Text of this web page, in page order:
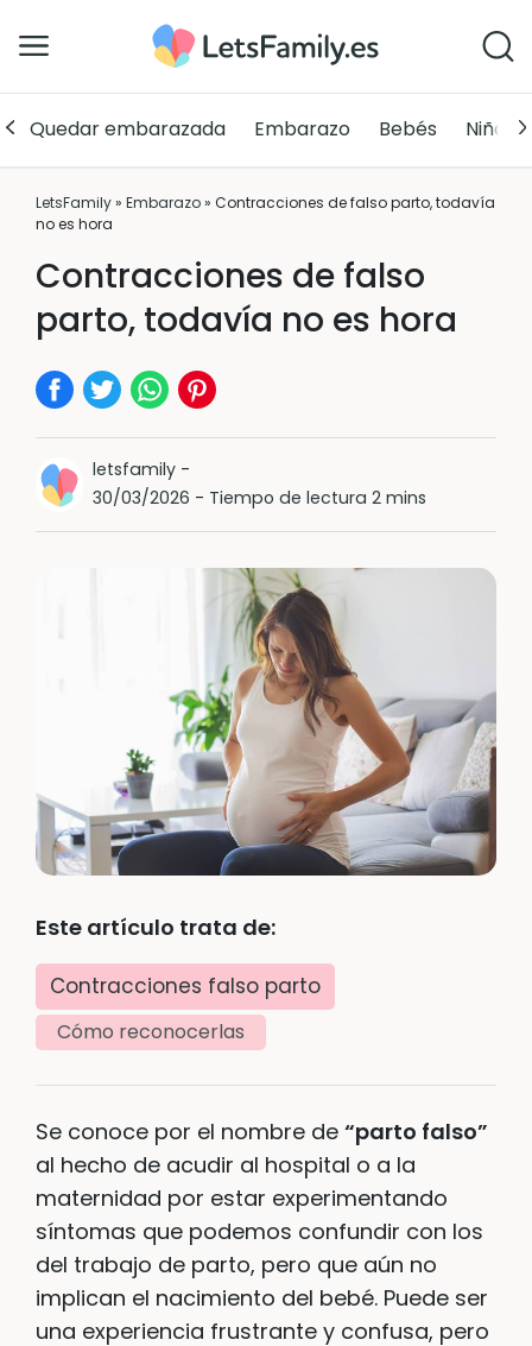
Quedar embarazada Embarazo Bebés Niños
LetsFamily» Embarazo» Contracciones de falso parto, todavía
no es hora
Contracciones de falso
parto, todavía no es hora
letsfamily-
30/03/2026 - Tiempo de lectura 2 mins
Este artículo trata de:
Contracciones falso parto
Cómo reconocerlas
Se conoce por el nombre de “parto falso”
al hecho de acudir al hospital o a la
maternidad por estar experimentando
síntomas que podemos confundir con los
del trabajo de parto, pero que aún no
implican el nacimiento del bebé. Puede ser
una experiencia frustrante y confusa, pero